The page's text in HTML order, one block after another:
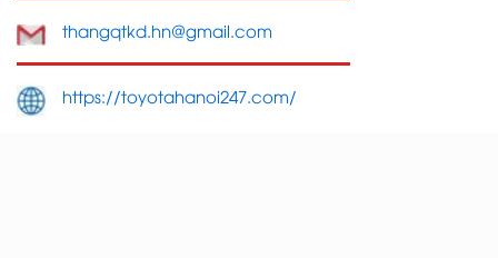
thangqtkd.hn@gmail.com
https://toyotahanoi247.com/